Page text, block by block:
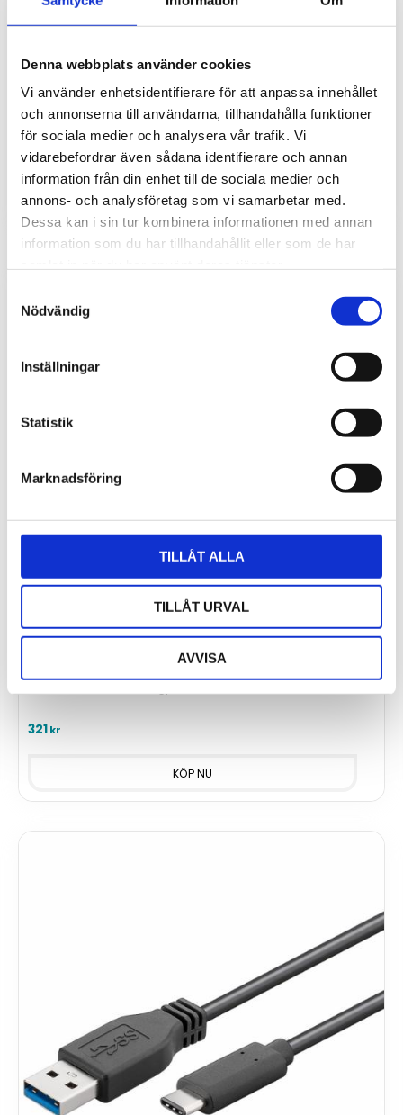
Denna webbplats använder cookies
Vi använder enhetsidentifierare för att anpassa innehållet
och annonserna till användarna, tillhandahålla funktioner
för sociala medier och analysera vår trafik. Vi
vidarebefordrar även sådana identifierare och annan
information från din enhet till de sociala medier och
annons- och analysföretag som vi samarbetar med.
Dessa kan i sin tur kombinera informationen med annan
information som du har tillhandahållit eller som de har
Nödvändig
Inställningar
Statistik
Marknadsföring
TILLÅT ALLA
TILLÅT URVAL
AVVISA
Nätadapter 12VDC 1A
Plug-in för plintanslutning, 1,5m kabel
170kr
IOT826 Scan Antenna
321kr